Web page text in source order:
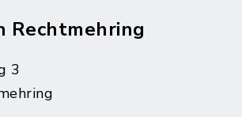
Rechtmehring
3